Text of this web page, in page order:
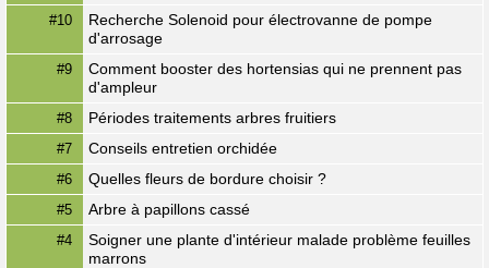
#10
Recherche Solenoid pour électrovanne de pompe
d'arrosage
#9
Comment booster des hortensias qui ne prennent pas
d'ampleur
#8 Périodes traitements arbres fruitiers
#7 Conseils entretien orchidée
#6 Quelles fleurs de bordure choisir ?
#5 Arbre à papillons cassé
#4
Soigner une plante d'intérieur malade problème feuilles
marrons